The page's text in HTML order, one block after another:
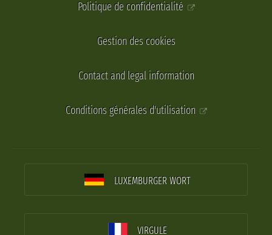
Politique de confidentialité
Gestion des cookies
Contact and legal information
Conditions générales d'utilisation
LUXEMBURGER WORT
VIRGULE